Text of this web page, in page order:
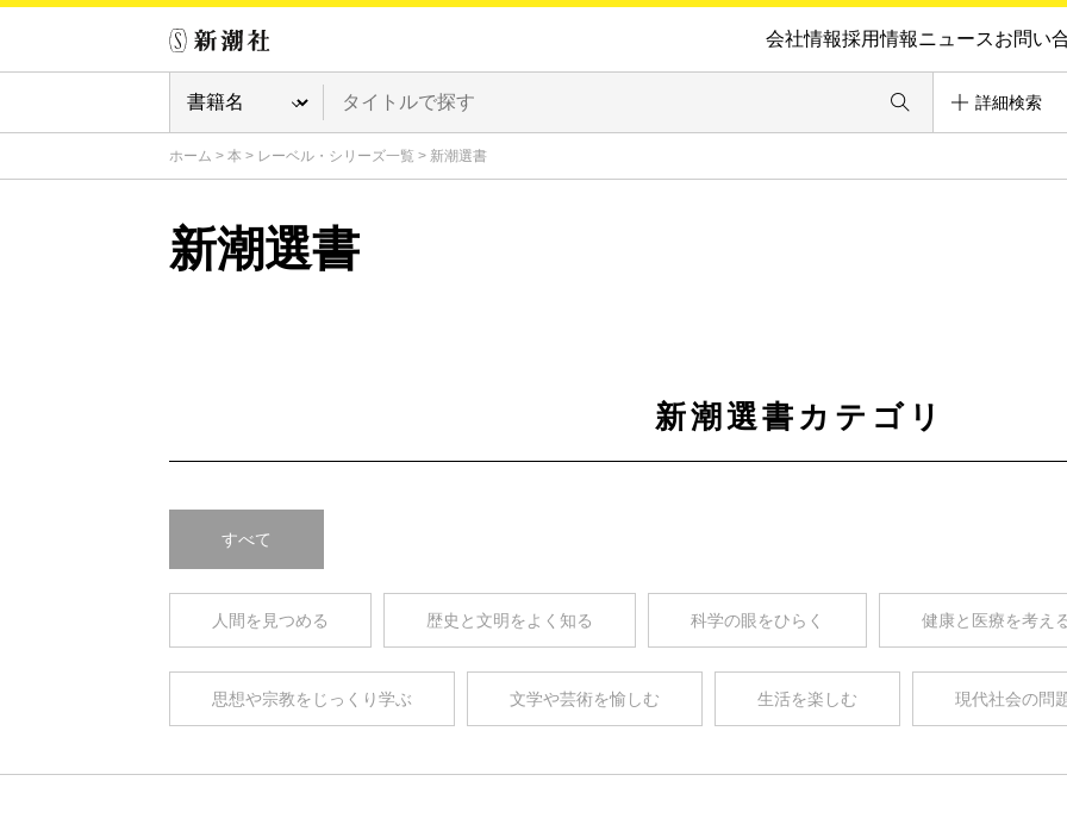
会社情報採用情報ニュースお問い
詳細検索
ホーム > 本 > レーベル・シリーズ一覧 > 新潮選書
新潮選書
新潮選書カテゴリ
すべて
人間を見つめる 歴史と文明をよく知る 科学の眼をひらく 健康と医療を考え
思想や宗教をじっくり学ぶ 文学や芸術を愉しむ 生活を楽しむ 現代社会の問